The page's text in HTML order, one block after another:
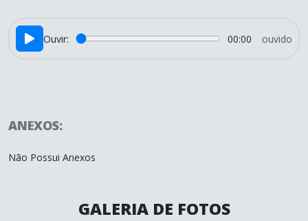
Ouvir: 00:00 ouvido
ANEXOS:
Não Possui Anexos
GALERIA DE FOTOS